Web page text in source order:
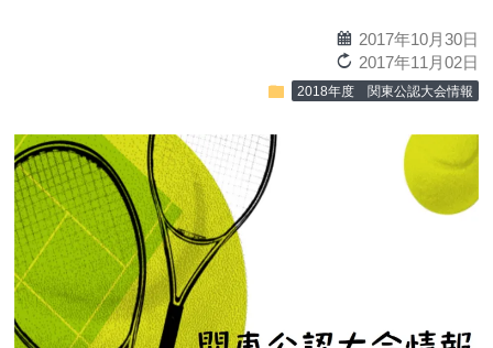
calendar 2017年10月30日
reload 2017年11月02日
folder 2018年度 関東公認大会情報